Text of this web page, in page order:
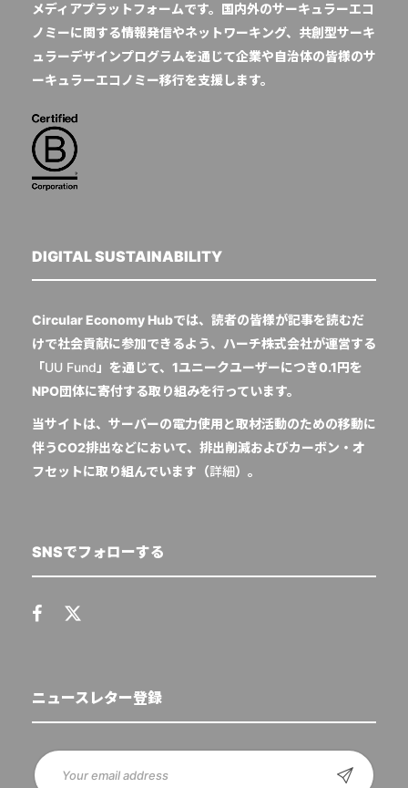
メディアプラットフォームです。国内外のサーキュラーエコ
ノミーに関する情報発信やネットワーキング、共創型サーキ
ュラーデザインプログラムを通じて企業や自治体の皆様のサ
ーキュラーエコノミー移行を支援します。
DIGITAL SUSTAINABILITY
Circular Economy Hubでは、読者の皆様が記事を読むだ
けで社会貢献に参加できるよう、ハーチ株式会社が運営する
「UU Fund 」を通じて、1ユニークユーザーにつき0.1円を
NPO団体に寄付する取り組みを行っています。
当サイトは、サーバーの電力使用と取材活動のための移動に
伴うCO2排出などにおいて、排出削減およびカーボン・オ
フセットに取り組んでいます（詳細）。
SNSでフォローする
ニュースレター登録